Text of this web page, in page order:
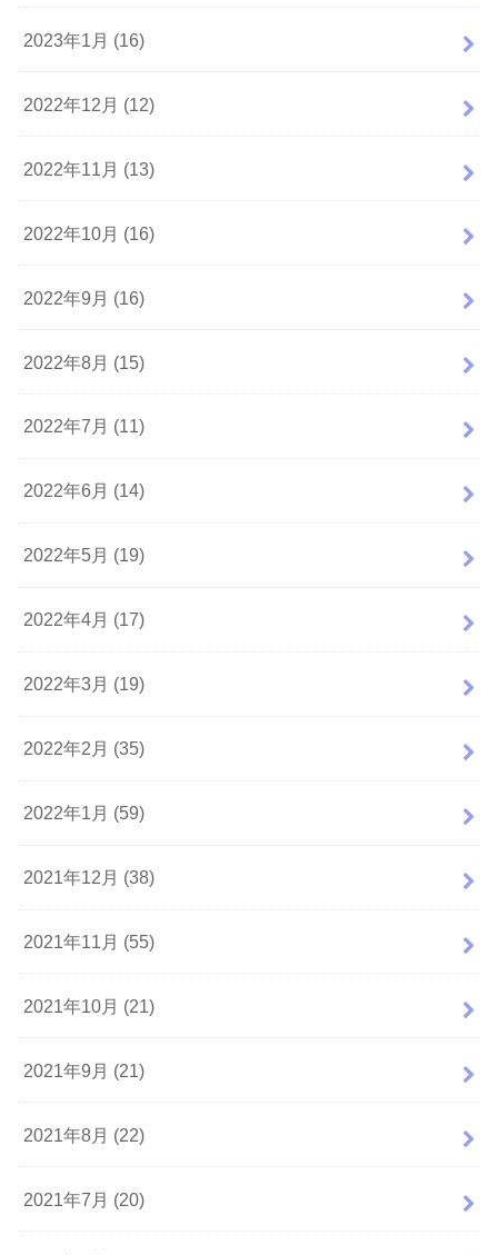
2023年1月 (16)
2022年12月 (12)
2022年11月 (13)
2022年10月 (16)
2022年9月 (16)
2022年8月 (15)
2022年7月 (11)
2022年6月 (14)
2022年5月 (19)
2022年4月 (17)
2022年3月 (19)
2022年2月 (35)
2022年1月 (59)
2021年12月 (38)
2021年11月 (55)
2021年10月 (21)
2021年9月 (21)
2021年8月 (22)
2021年7月 (20)